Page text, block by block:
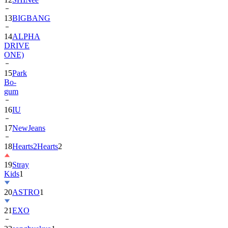
13BIGBANG
14ALPHA
DRIVE
ONE)
15Park
Bo-
gum
16IU
17NewJeans
18Hearts2Hearts2
19Stray
Kids1
20ASTRO1
21EXO